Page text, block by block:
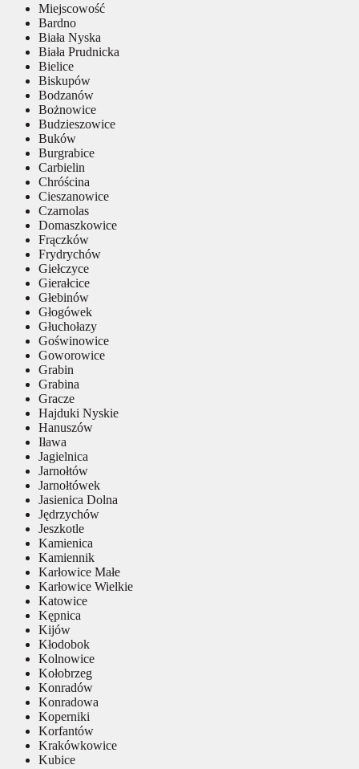
Miejscowość
Bardno
Biała Nyska
Biała Prudnicka
Bielice
Biskupów
Bodzanów
Bożnowice
Budzieszowice
Buków
Burgrabice
Carbielin
Chróścina
Cieszanowice
Czarnolas
Domaszkowice
Frączków
Frydrychów
Giełczyce
Gierałcice
Głebinów
Głogówek
Głuchołazy
Goświnowice
Goworowice
Grabin
Grabina
Gracze
Hajduki Nyskie
Hanuszów
Iława
Jagielnica
Jarnołtów
Jarnołtówek
Jasienica Dolna
Jędrzychów
Jeszkotle
Kamienica
Kamiennik
Karłowice Małe
Karłowice Wielkie
Katowice
Kępnica
Kijów
Kłodobok
Kolnowice
Kołobrzeg
Konradów
Konradowa
Koperniki
Korfantów
Krakówkowice
Kubice